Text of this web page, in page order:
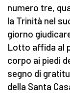
numero tre,
la Trinità nel
giorno
Lotto affida al
corpo ai piedi
segno di
della Santa